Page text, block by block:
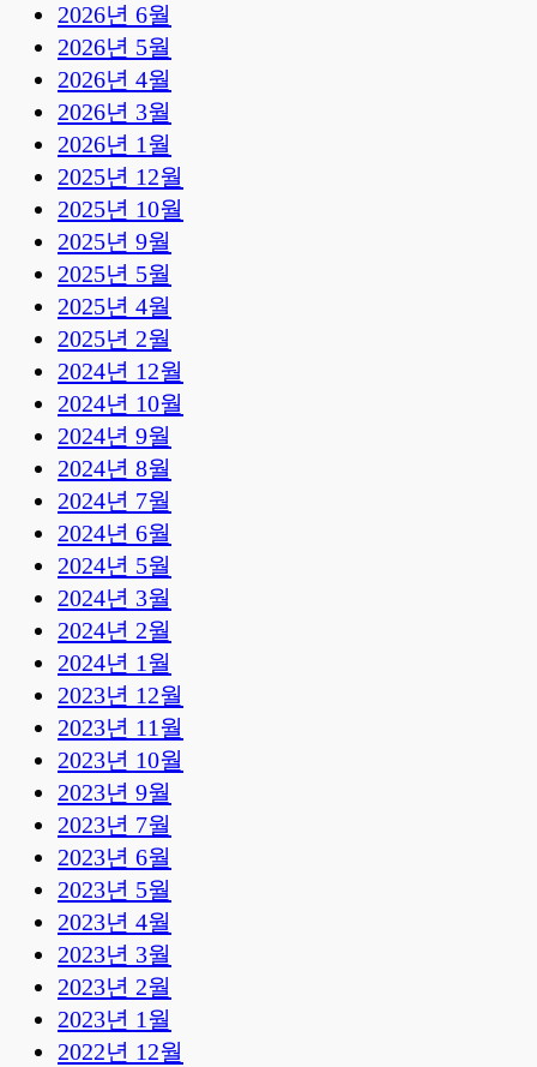
2026년 6월
2026년 5월
2026년 4월
2026년 3월
2026년 1월
2025년 12월
2025년 10월
2025년 9월
2025년 5월
2025년 4월
2025년 2월
2024년 12월
2024년 10월
2024년 9월
2024년 8월
2024년 7월
2024년 6월
2024년 5월
2024년 3월
2024년 2월
2024년 1월
2023년 12월
2023년 11월
2023년 10월
2023년 9월
2023년 7월
2023년 6월
2023년 5월
2023년 4월
2023년 3월
2023년 2월
2023년 1월
2022년 12월